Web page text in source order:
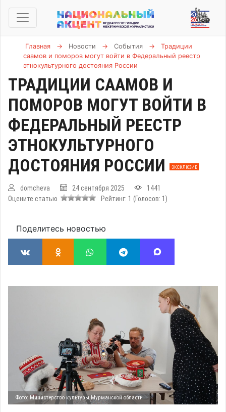
Главная → Новости → События →
Традиции
саамов и поморов могут войти в Федеральный реестр
этнокультурного достояния России
ТРАДИЦИИ СААМОВ И
ПОМОРОВ МОГУТ ВОЙТИ В
ФЕДЕРАЛЬНЫЙ РЕЕСТР
ЭТНОКУЛЬТУРНОГО
ДОСТОЯНИЯ РОССИИ
ЭКСКЛЮЗИВ
domcheva 24 сентября 2025
1441
Оцените статью
Рейтинг: 1 (Голосов: 1 )
Поделитесь новостью
Фото: Министерство культуры Мурманской области